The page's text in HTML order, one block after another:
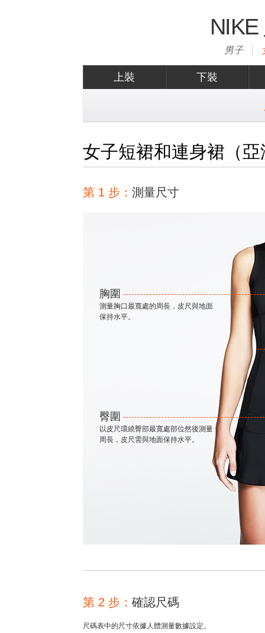
男子
上裝 下裝
女子短裙和連身裙（
第 1 步： 測量尺寸
胸圍
測量胸口最寬處的周長，皮尺與地面
保持水平。
臀圍
以皮尺環繞臀部最寬處部位然後測量
周長，皮尺需與地面保持水平。
第 2 步： 確認尺碼
尺碼表中的尺寸依據人體測量數據設定。